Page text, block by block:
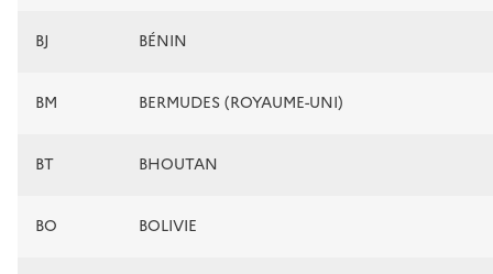
BJ BÉNIN
BM BERMUDES (ROYAUME-UNI)
BT BHOUTAN
BO BOLIVIE